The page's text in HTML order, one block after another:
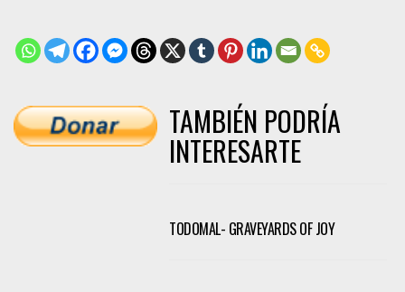
TAMBIÉN PODRÍA
INTERESARTE
TODOMAL- GRAVEYARDS OF JOY